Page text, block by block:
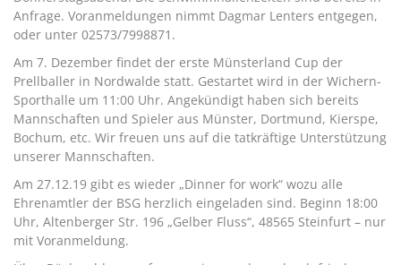
Anfrage. Voranmeldungen nimmt Dagmar Lenters entgegen,
oder unter 02573/7998871.
Am 7. Dezember findet der erste Münsterland Cup der
Prellballer in Nordwalde statt. Gestartet wird in der Wichern-
Sporthalle um 11:00 Uhr. Angekündigt haben sich bereits
Mannschaften und Spieler aus Münster, Dortmund, Kierspe,
Bochum, etc. Wir freuen uns auf die tatkräftige Unterstützung
unserer Mannschaften.
Am 27.12.19 gibt es wieder „Dinner for work“ wozu alle
Ehrenamtler der BSG herzlich eingeladen sind. Beginn 18:00
Uhr, Altenberger Str. 196 „Gelber Fluss“, 48565 Steinfurt – nur
mit Voranmeldung.